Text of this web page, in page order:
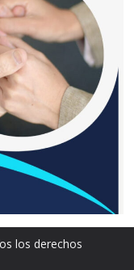
los derechos